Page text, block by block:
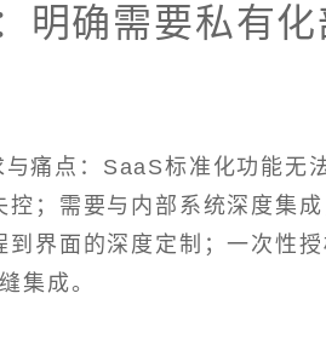
明确需要私有
与痛点：SaaS标准化功能无
控；需要与内部系统深度集
到界面的深度定制；一次性
集成。